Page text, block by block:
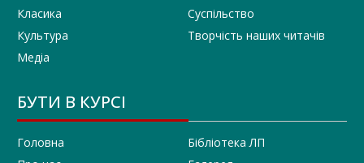
Класика
Культура
Медіа
Суспільство
Творчість наших читачів
БУТИ В КУРСІ
Головна
Бібліотека ЛП